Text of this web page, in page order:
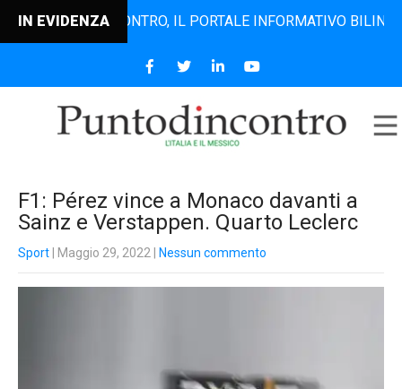
IN EVIDENZA
PUNTODINCONTRO, IL PORTALE INFORMATIVO BILINGUE
F1: Pérez vince a Monaco davanti a
Sainz e Verstappen. Quarto Leclerc
Sport | Maggio 29, 2022 Nessun commento